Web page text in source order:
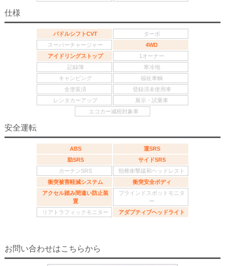
仕様
パドルシフトCVT
ターボ
スーパーチャージャー
4WD
アイドリングストップ
1オーナー
記録簿
寒冷地
キャンピング
福祉車輌
全塗装済
登録済未使用車
レンタカーアップ
展示・試乗車
エコカー減税対象車
安全運転
ABS
運SRS
助SRS
サイドSRS
カーテンSRS
頸椎衝撃緩和ヘッドレスト
衝突被害軽減システム
衝突安全ボディ
アクセル踏み間違い防止装
置
ブラインドスポットモニタ
ー
リアトラフィックモニター
アダプティブヘッドライト
お問い合わせはこちらから